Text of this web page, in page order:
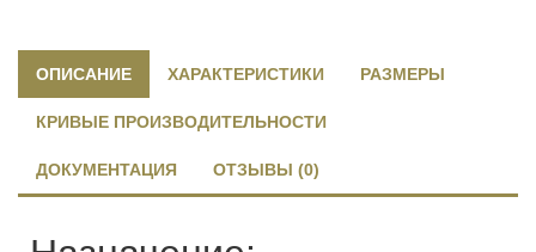
ОПИСАНИЕ ХАРАКТЕРИСТИКИ РАЗМЕРЫ
КРИВЫЕ ПРОИЗВОДИТЕЛЬНОСТИ
ДОКУМЕНТАЦИЯ ОТЗЫВЫ (0)